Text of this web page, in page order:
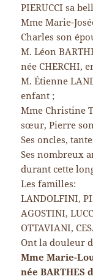
PIERUCCI sa
Mme Marie-
Charles son
M. Léon
née CHERCHI,
M. Étienne
enfant ;
Mme Christine
sœur, Pierre
Ses oncles,
Ses nombreux
durant cette
Les familles:
LANDOLFINI,
AGOSTINI,
OTTAVIANI,
Ont la douleur
Mme Marie-
née BARTHES